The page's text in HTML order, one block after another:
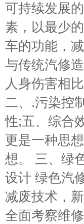
可持续发展
素，以最少
车的功能，
与传统汽修
人身伤害相
二、.污染控
性;五、综合
更是一种思
想。 三、绿
设计 绿色汽
减废技术，
全面考察维